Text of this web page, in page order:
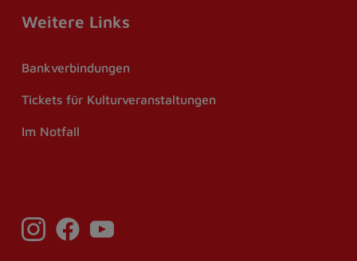
Weitere Links
Bankverbindungen
Tickets für Kulturveranstaltungen
Im Notfall